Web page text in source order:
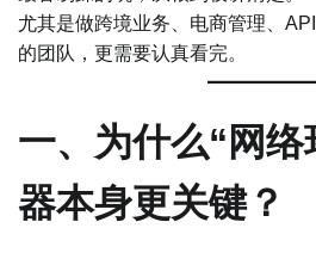
尤其是做跨境业务、电商管理、
的团队，更需要认真看完。
一、为什么“网
器本身更关键？